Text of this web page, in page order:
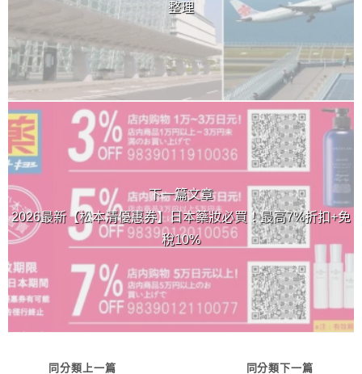
整理
下一篇文章
2026最新【松本清優惠券】日本藥妝必買！最高7%折扣+免
稅10%
同分類上一篇
同分類下一篇